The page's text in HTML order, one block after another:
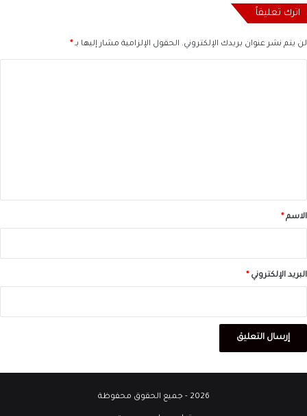
اترك تعليقاً
لن يتم نشر عنوان بريدك الإلكتروني. الحقول الإلزامية مشار إليها بـ *
*الاسم *
البريد الإلكتروني *
2026 - جميع الحقوق محفوظة